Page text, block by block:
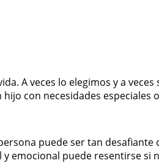
A veces lo elegimos y a
con necesidades especiales
puede ser tan
emocional puede resentirse